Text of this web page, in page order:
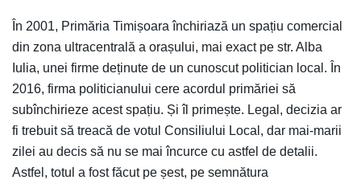
În 2001, Primăria Timișoara închiriază un spațiu comercial
din zona ultracentrală a orașului, mai exact pe str. Alba
Iulia, unei firme deținute de un cunoscut politician local. În
2016, firma politicianului cere acordul primăriei să
subînchirieze acest spațiu. Și îl primește. Legal, decizia ar
fi trebuit să treacă de votul Consiliului Local, dar mai-marii
zilei au decis să nu se mai încurce cu astfel de detalii.
Astfel, totul a fost făcut pe șest, pe semnătura